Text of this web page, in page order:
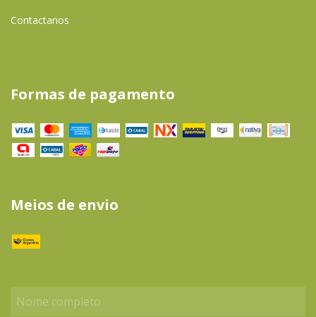
Contactanos
Formas de pagamento
Meios de envio